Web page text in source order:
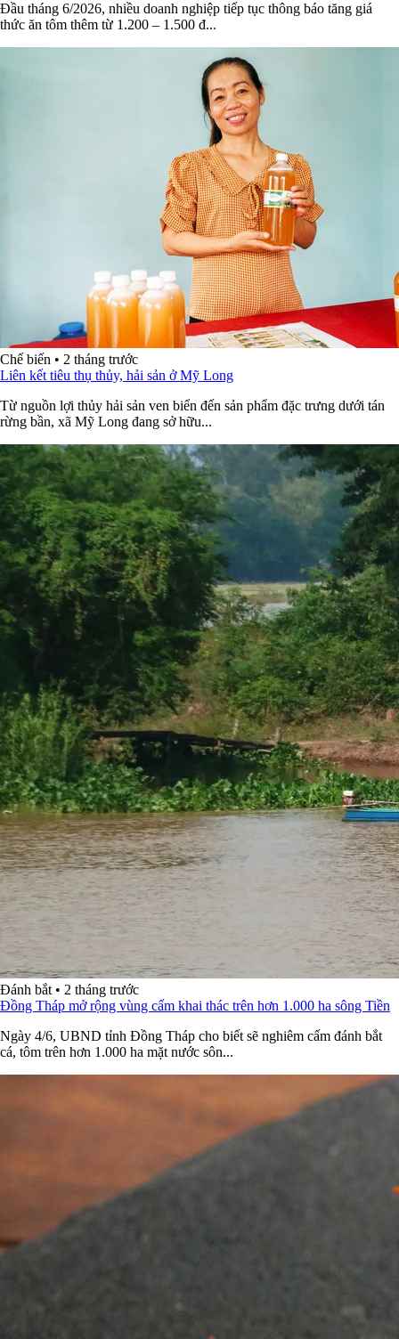
Đầu tháng 6/2026, nhiều doanh nghiệp tiếp tục thông báo tăng giá
thức ăn tôm thêm từ 1.200 – 1.500 đ...
Chế biến • 2 tháng trước
Liên kết tiêu thụ thủy, hải sản ở Mỹ Long
Từ nguồn lợi thủy hải sản ven biển đến sản phẩm đặc trưng dưới tán
rừng bần, xã Mỹ Long đang sở hữu...
Đánh bắt • 2 tháng trước
Đồng Tháp mở rộng vùng cấm khai thác trên hơn 1.000 ha sông Tiền
Ngày 4/6, UBND tỉnh Đồng Tháp cho biết sẽ nghiêm cấm đánh bắt
cá, tôm trên hơn 1.000 ha mặt nước sôn...